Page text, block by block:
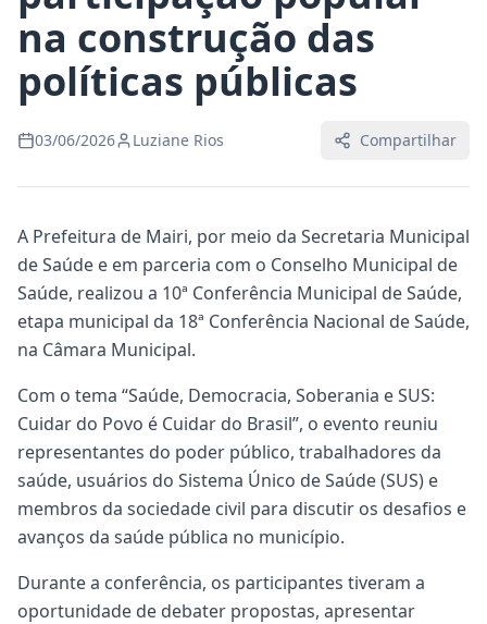
na construção das
políticas públicas
03/06/2026 Luziane Rios Compartilhar
A Prefeitura de Mairi, por meio da Secretaria Municipal
de Saúde e em parceria com o Conselho Municipal de
Saúde, realizou a 10ª Conferência Municipal de Saúde,
etapa municipal da 18ª Conferência Nacional de Saúde,
na Câmara Municipal.
Com o tema “Saúde, Democracia, Soberania e SUS:
Cuidar do Povo é Cuidar do Brasil”, o evento reuniu
representantes do poder público, trabalhadores da
saúde, usuários do Sistema Único de Saúde (SUS) e
membros da sociedade civil para discutir os desafios e
avanços da saúde pública no município.
Durante a conferência, os participantes tiveram a
oportunidade de debater propostas, apresentar